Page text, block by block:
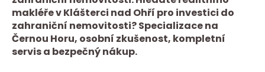
makléře v Klášterci nad Ohří pro investici do
zahraniční nemovitosti? Specializace na
Černou Horu, osobní zkušenost, kompletní
servis a bezpečný nákup.